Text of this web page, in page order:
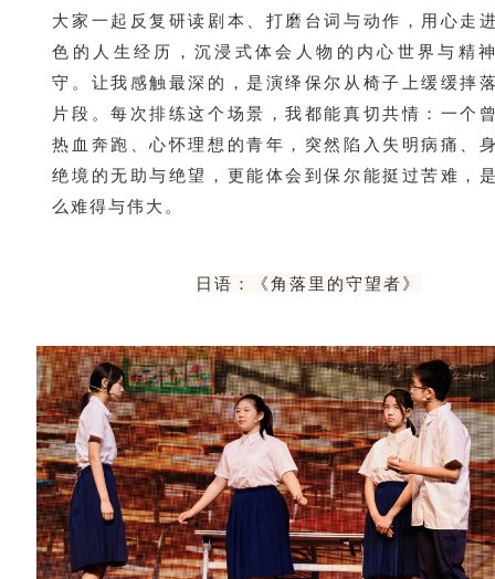
大家一起反复研读剧本、打磨台词与动作，用心走
色的人生经历，沉浸式体会人物的内心世界与精
守。让我感触最深的，是演绎保尔从椅子上缓缓摔
片段。每次排练这个场景，我都能真切共情：一个
热血奔跑、心怀理想的青年，突然陷入失明病痛、
绝境的无助与绝望，更能体会到保尔能挺过苦难，
么难得与伟大。
日语：《角落里的守望者》